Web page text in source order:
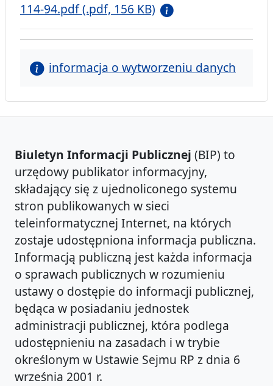
114-94.pdf (.pdf, 156 KB)
informacja o wytworzeniu danych
Biuletyn Informacji Publicznej (BIP) to
urzędowy publikator informacyjny,
składający się z ujednoliconego systemu
stron publikowanych w sieci
teleinformatycznej Internet, na których
zostaje udostępniona informacja publiczna.
Informacją publiczną jest każda informacja
o sprawach publicznych w rozumieniu
ustawy o dostępie do informacji publicznej,
będąca w posiadaniu jednostek
administracji publicznej, która podlega
udostępnieniu na zasadach i w trybie
określonym w Ustawie Sejmu RP z dnia 6
września 2001 r.